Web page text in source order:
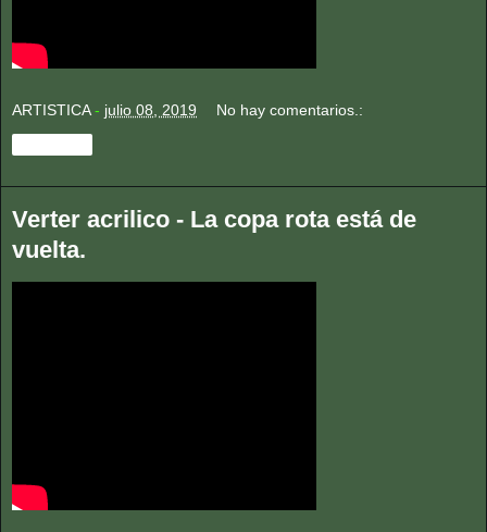
ARTISTICA - julio 08, 2019 No hay comentarios.:
Verter acrilico - La copa rota está de
vuelta.